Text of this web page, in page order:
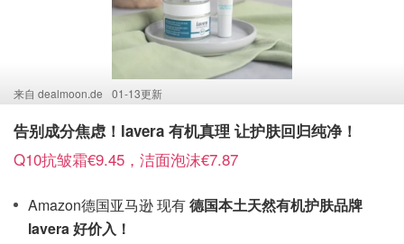
来自 dealmoon.de 01-13更新
告别成分焦虑！lavera 有机真理 让护肤回归纯净！
Q10抗皱霜€9.45，洁面泡沫€7.87
Amazon德国亚马逊 现有德国本土天然有机护肤品牌
lavera 好价入！